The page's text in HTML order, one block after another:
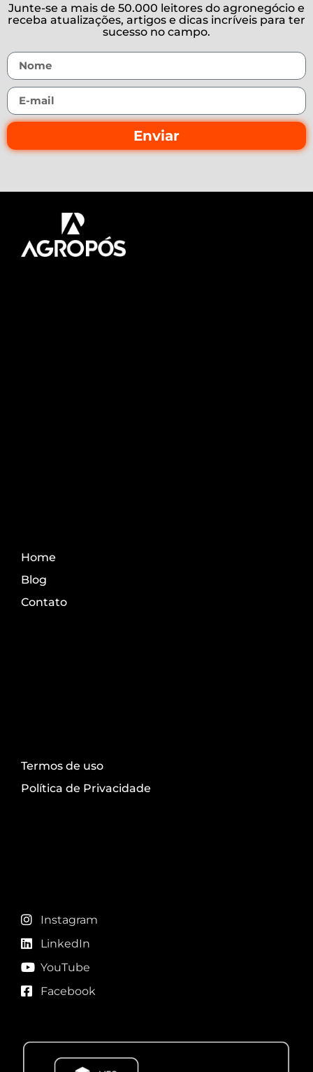
Junte-se a mais de 50.000 leitores do agronegócio e
receba atualizações, artigos e dicas incríveis para ter
sucesso no campo.
Enviar
Home
Blog
Contato
Termos de uso
Política de Privacidade
Instagram
LinkedIn
YouTube
Facebook